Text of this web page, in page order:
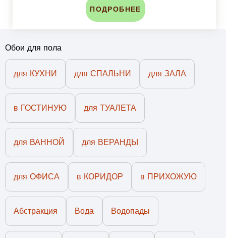
ПОДРОБНЕЕ
Обои для пола
для КУХНИ для СПАЛЬНИ для ЗАЛА
в ГОСТИНУЮ для ТУАЛЕТА
для ВАННОЙ для ВЕРАНДЫ
для ОФИСА в КОРИДОР в ПРИХОЖУЮ
Абстракция Вода Водопады